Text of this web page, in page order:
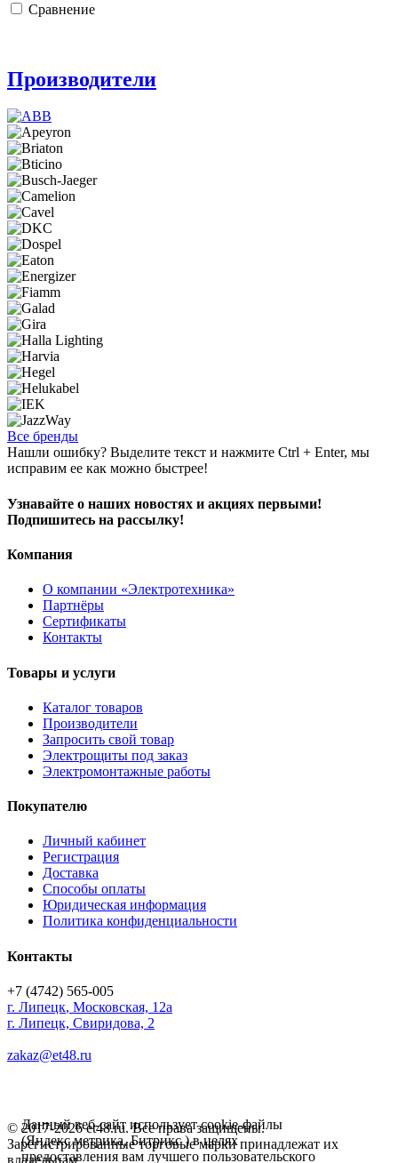
Сравнение
Производители
Все бренды
Нашли ошибку? Выделите текст и нажмите Ctrl + Enter, мы
исправим ее как можно быстрее!
Узнавайте о наших новостях и акциях первыми!
Подпишитесь на рассылку!
Компания
О компании «Электротехника»
Партнёры
Сертификаты
Контакты
Товары и услуги
Каталог товаров
Производители
Запросить свой товар
Электрощиты под заказ
Электромонтажные работы
Покупателю
Личный кабинет
Регистрация
Доставка
Способы оплаты
Юридическая информация
Политика конфиденциальности
Контакты
+7 (4742) 565-005
г. Липецк, Московская, 12а
г. Липецк, Свиридова, 2
zakaz@et48.ru
© 2017-2026 et48.ru. Все права защищены.
Зарегистрированные торговые марки принадлежат их
владельцам
Данный веб-сайт использует cookie-файлы
(Яндекс метрика, Битрикс ) в целях
предоставления вам лучшего пользовательского